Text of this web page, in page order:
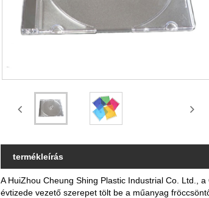
termékleírás
A HuiZhou Cheung Shing Plastic Industrial Co. Ltd.,
évtizede vezető szerepet tölt be a műanyag